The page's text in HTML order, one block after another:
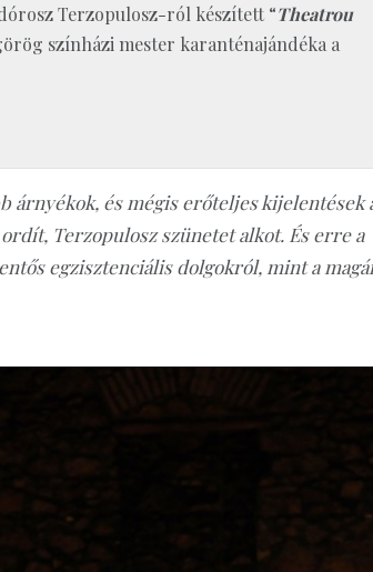
Terzopulosz-ról készített “Theatrou
színházi mester karanténajándéka a
árnyékok, és mégis erőteljes kijelentések
Terzopulosz szünetet alkot. És erre a
egzisztenciális dolgokról, mint a